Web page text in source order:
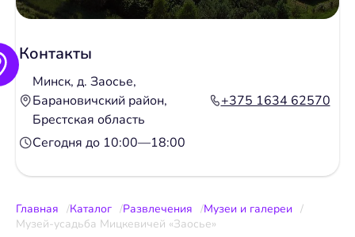
Контакты
Минск, д. Заосье,
Барановичский район,
Брестская область
+375 1634 62570
Сегодня до 10:00—18:00
Главная Каталог Развлечения
Музеи и галереи
Музей-усадьба Мицкевичей «Заосье»